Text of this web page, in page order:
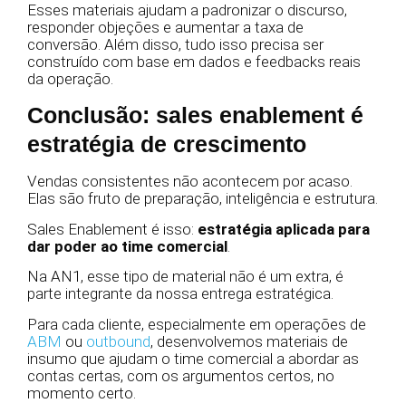
Esses materiais ajudam a padronizar o discurso,
responder objeções e aumentar a taxa de
conversão. Além disso, tudo isso precisa ser
construído com base em dados e feedbacks reais
da operação.
Conclusão: sales enablement é
estratégia de crescimento
Vendas consistentes não acontecem por acaso.
Elas são fruto de preparação, inteligência e estrutura.
Sales Enablement é isso: estratégia aplicada para
dar poder ao time comercial
Na AN1, esse tipo de material não é um extra, é
parte integrante da nossa entrega estratégica.
Para cada cliente, especialmente em operações de
ABM ou outbound, desenvolvemos materiais de
insumo que ajudam o time comercial a abordar as
contas certas, com os argumentos certos, no
momento certo.